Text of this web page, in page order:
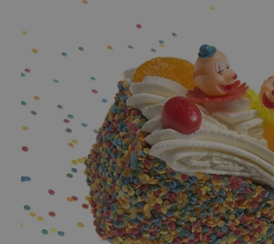
Google Privacy Policy